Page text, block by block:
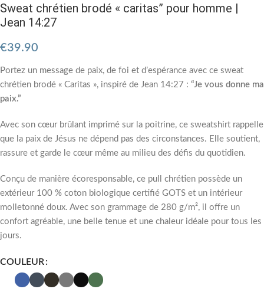
Sweat chrétien brodé « caritas” pour homme |
Jean 14:27
€39.90
Portez un message de paix, de foi et d’espérance avec ce sweat
chrétien brodé « Caritas », inspiré de Jean 14:27 : “Je vous donne ma
paix.”
Avec son cœur brûlant imprimé sur la poitrine, ce sweatshirt rappelle
que la paix de Jésus ne dépend pas des circonstances. Elle soutient,
rassure et garde le cœur même au milieu des défis du quotidien.
Conçu de manière écoresponsable, ce pull chrétien possède un
extérieur 100 % coton biologique certifié GOTS et un intérieur
molletonné doux. Avec son grammage de 280 g/m², il offre un
confort agréable, une belle tenue et une chaleur idéale pour tous les
jours.
COULEUR